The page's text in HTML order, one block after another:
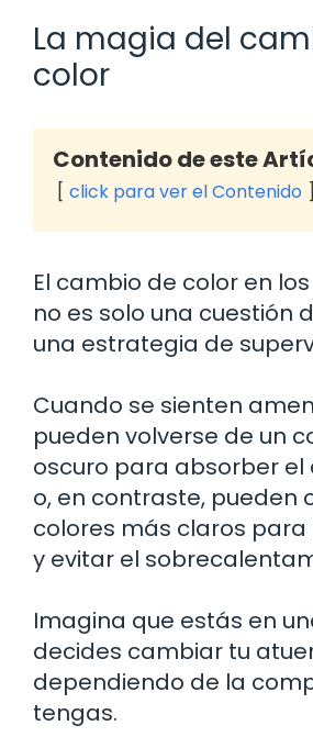
La magia del
color
Contenido de este
click para ver el Contenido
El cambio de color en
no es solo una cuestión
una estrategia de
Cuando se sienten
pueden volverse de un
oscuro para absorber el
o, en contraste, pueden
colores más claros para
y evitar el
Imagina que estás en
decides cambiar tu
dependiendo de la
tengas.